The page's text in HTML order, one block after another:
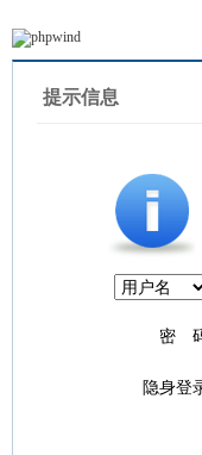
提示信息
密
隐身登